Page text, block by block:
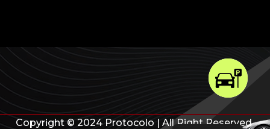
Copyright © 2024 Protocolo | All Right Reserved